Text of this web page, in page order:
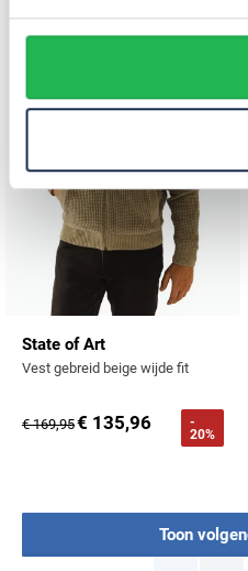
State of Art
Vest gebreid beige wijde fit
€ 169,95€ 135,96
-
20%
Toon